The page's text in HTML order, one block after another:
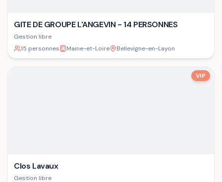
GITE DE GROUPE L'ANGEVIN - 14 PERSONNES
Gestion libre
15 personnes
Maine-et-Loire Bellevigne-en-Layon
VIP
Clos Lavaux
Gestion libre